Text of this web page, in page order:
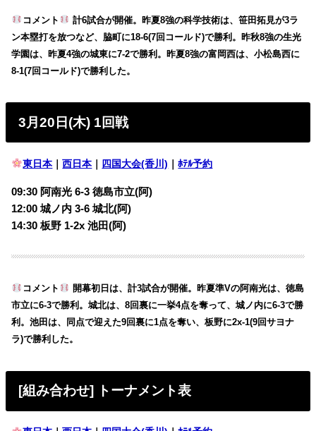
コメント
計6試合が開催。昨夏8強の科学技術は、笹田拓見が3ラ
ン本塁打を放つなど、脇町に18-6(7回コールド)で勝利。昨秋8強の生光
学園は、昨夏4強の城東に7-2で勝利。昨夏8強の富岡西は、小松島西に
8-1(7回コールド)で勝利した。
3月20日(木) 1回戦
東日本｜西日本｜ 四国大会(香川) ｜ﾎﾃﾙ予約
09:30 阿南光 6-3 徳島市立(阿)
12:00 城ノ内 3-6 城北(阿)
14:30 板野 1-2x 池田(阿)
コメント
開幕初日は、計3試合が開催。昨夏準Vの阿南光は、徳島
市立に6-3で勝利。城北は、8回裏に一挙4点を奪って、城ノ内に6-3で勝
利。池田は、同点で迎えた9回裏に1点を奪い、板野に2x-1(9回サヨナ
ラ)で勝利した。
[組み合わせ] トーナメント表